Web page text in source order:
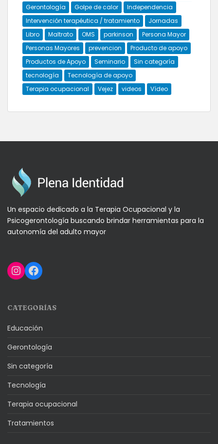
Gerontología
Golpe de calor
Independencia
Intervención terapéutica / tratamiento
Jornadas
Libro
Maltrato OMS parkinson
Persona Mayor
Personas Mayores
prevencion
Producto de apoyo
Productos de Apoyo
Seminario
Sin categoría
tecnología
Tecnología de apoyo
Terapia ocupacional
Vejez videos Vídeo
Un espacio dedicado a la Terapia Ocupacional y la
Psicogerontología buscando brindar herramientas para la
autonomía del adulto mayor
Instagram
Facebook
CATEGORÍAS
Educación
Gerontología
Sin categoría
Tecnología
Terapia ocupacional
Tratamientos